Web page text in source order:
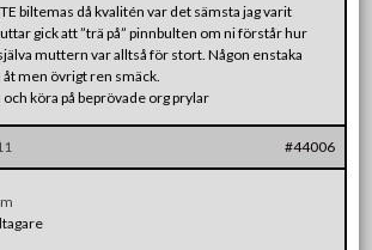
biltemas då kvalitén var det sämsta jag varit
gick att ”trä på” pinnbulten om ni förstår hur
muttern var alltså för stort. Någon enstaka
men övrigt ren smäck.
köra på beprövade org prylar
#44006